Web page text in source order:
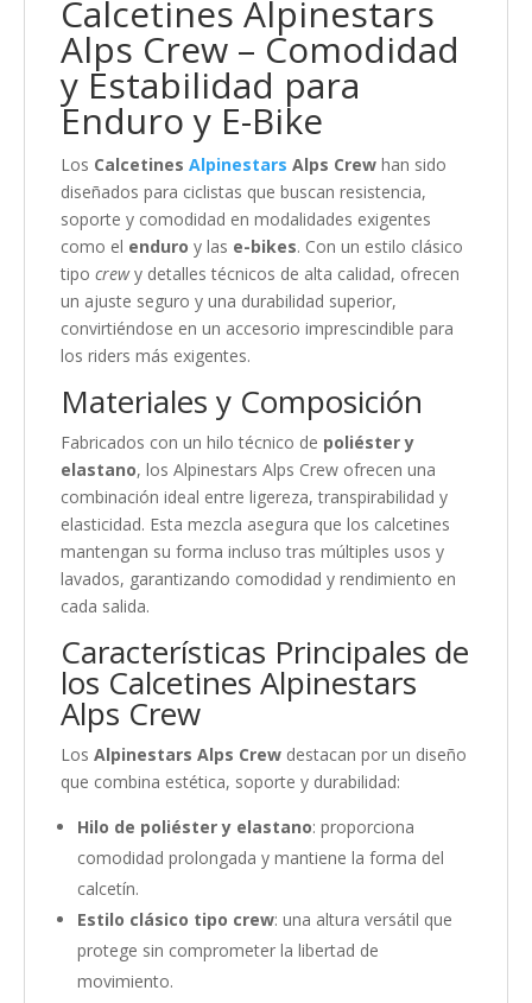
Calcetines Alpinestars
Alps Crew – Comodidad
y Estabilidad para
Enduro y E-Bike
Los Calcetines Alpinestars Alps Crew han sido
diseñados para ciclistas que buscan resistencia,
soporte y comodidad en modalidades exigentes
como el enduro y las e-bikes. Con un estilo clásico
tipo crewy detalles técnicos de alta calidad, ofrecen
un ajuste seguro y una durabilidad superior,
convirtiéndose en un accesorio imprescindible para
los riders más exigentes.
Materiales y Composición
Fabricados con un hilo técnico de poliéster y
elastano, los Alpinestars Alps Crew ofrecen una
combinación ideal entre ligereza, transpirabilidad y
elasticidad. Esta mezcla asegura que los calcetines
mantengan su forma incluso tras múltiples usos y
lavados, garantizando comodidad y rendimiento en
cada salida.
Características Principales de
los Calcetines Alpinestars
Alps Crew
Los Alpinestars Alps Crew destacan por un diseño
que combina estética, soporte y durabilidad:
Hilo de poliéster y elastano: proporciona
comodidad prolongada y mantiene la forma del
calcetín.
Estilo clásico tipo crew: una altura versátil que
protege sin comprometer la libertad de
movimiento.